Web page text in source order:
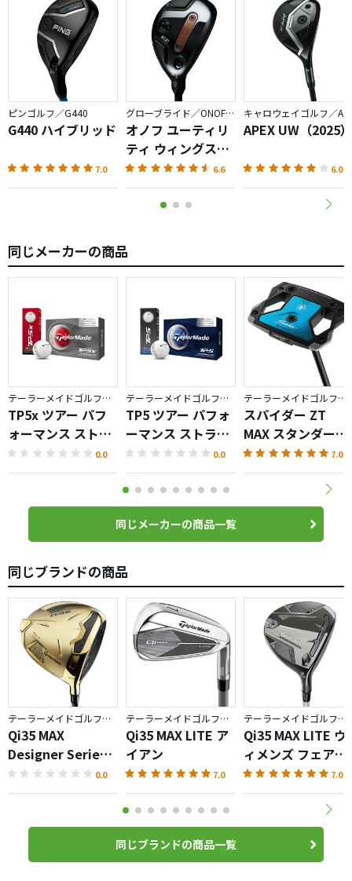
ピンゴルフ／G440
G440 ハイブリッド
7.0
グローブライド／ONOFF AKA
オノフ ユーティリ
ティ ウィングス
AKA（2026）
6.6
APEX UW（2025）
6.0
同じメーカーの商品
テーラーメイドゴルフ／TP5
TP5x ツアー パフ
ォーマンス ストラ
イプ ボール
0.0
テーラーメイドゴルフ／TP5
TP5 ツアー パフォ
ーマンス ストライ
プ ボール
0.0
テーラーメイドゴルフ／Spider ZT
スパイダー ZT
MAX スタンダード
パター
7.0
同じメーカーの商品一覧
同じブランドの商品
テーラーメイドゴルフ／Qi35
Qi35 MAX
Designer Series
ドライバー ゴール
ド＆シルバー
0.0
テーラーメイドゴルフ／Qi35
Qi35 MAX LITE ア
イアン
7.0
テーラーメイドゴルフ／Qi35
Qi35 MAX LITE ウ
ィメンズ フェアウ
ェイウッド
7.0
同じブランドの商品一覧